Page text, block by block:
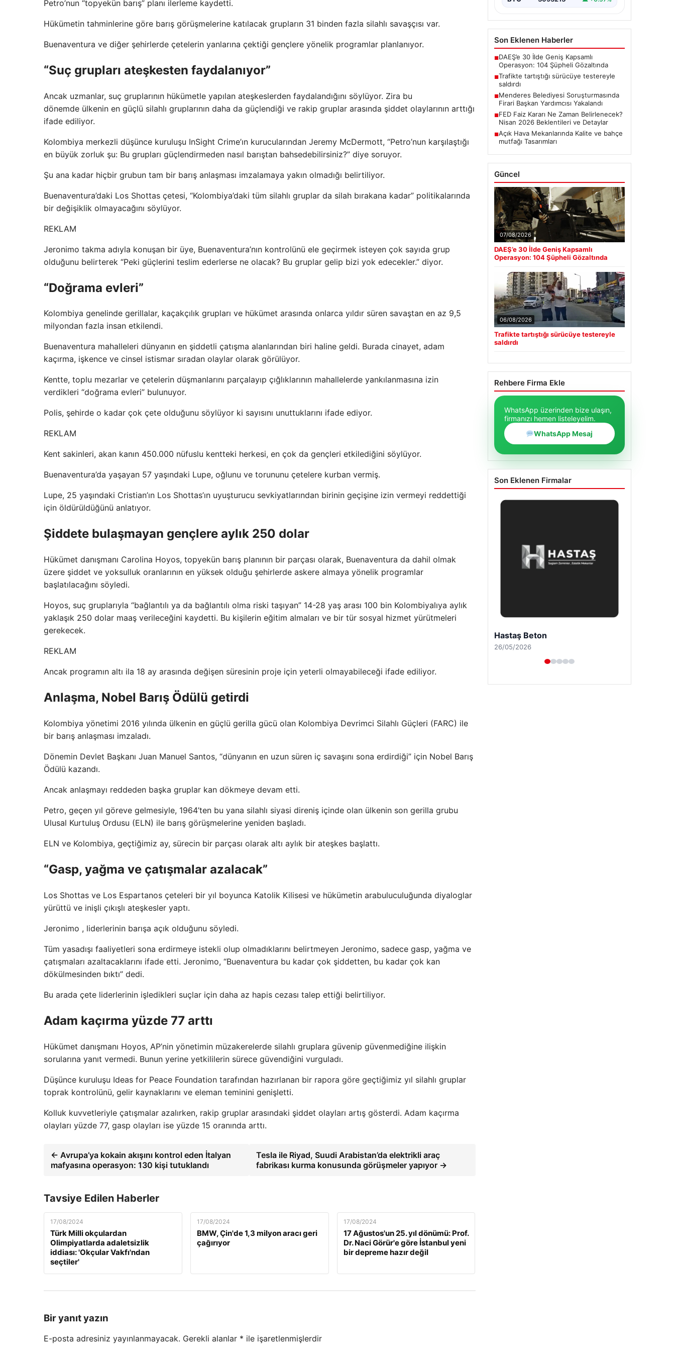
Petro’nun “topyekün barış” planı ilerleme kaydetti.
Hükümetin tahminlerine göre barış görüşmelerine katılacak grupların 31 binden fazla silahlı savaşçısı var.
Buenaventura ve diğer şehirlerde çetelerin yanlarına çektiği gençlere yönelik programlar planlanıyor.
“Suç grupları ateşkesten faydalanıyor”
Ancak uzmanlar, suç gruplarının hükümetle yapılan ateşkeslerden faydalandığını söylüyor. Zira bu
dönemde ülkenin en güçlü silahlı gruplarının daha da güçlendiği ve rakip gruplar arasında şiddet olaylarının arttığı
ifade ediliyor.
Kolombiya merkezli düşünce kuruluşu InSight Crime’ın kurucularından Jeremy McDermott, “Petro’nun karşılaştığı
en büyük zorluk şu: Bu grupları güçlendirmeden nasıl barıştan bahsedebilirsiniz?” diye soruyor.
Şu ana kadar hiçbir grubun tam bir barış anlaşması imzalamaya yakın olmadığı belirtiliyor.
Buenaventura’daki Los Shottas çetesi, “Kolombiya’daki tüm silahlı gruplar da silah bırakana kadar” politikalarında
bir değişiklik olmayacağını söylüyor.
REKLAM
Jeronimo takma adıyla konuşan bir üye, Buenaventura’nın kontrolünü ele geçirmek isteyen çok sayıda grup
olduğunu belirterek “Peki güçlerini teslim ederlerse ne olacak? Bu gruplar gelip bizi yok edecekler.” diyor.
“Doğrama evleri”
Kolombiya genelinde gerillalar, kaçakçılık grupları ve hükümet arasında onlarca yıldır süren savaştan en az 9,5
milyondan fazla insan etkilendi.
Buenaventura mahalleleri dünyanın en şiddetli çatışma alanlarından biri haline geldi. Burada cinayet, adam
kaçırma, işkence ve cinsel istismar sıradan olaylar olarak görülüyor.
Kentte, toplu mezarlar ve çetelerin düşmanlarını parçalayıp çığlıklarının mahallelerde yankılanmasına izin
verdikleri “doğrama evleri” bulunuyor.
Polis, şehirde o kadar çok çete olduğunu söylüyor ki sayısını unuttuklarını ifade ediyor.
REKLAM
Kent sakinleri, akan kanın 450.000 nüfuslu kentteki herkesi, en çok da gençleri etkilediğini söylüyor.
Buenaventura’da yaşayan 57 yaşındaki Lupe, oğlunu ve torununu çetelere kurban vermiş.
Lupe, 25 yaşındaki Cristian’ın Los Shottas’ın uyuşturucu sevkiyatlarından birinin geçişine izin vermeyi reddettiği
için öldürüldüğünü anlatıyor.
Şiddete bulaşmayan gençlere aylık 250 dolar
Hükümet danışmanı Carolina Hoyos, topyekün barış planının bir parçası olarak, Buenaventura da dahil olmak
üzere şiddet ve yoksulluk oranlarının en yüksek olduğu şehirlerde askere almaya yönelik programlar
başlatılacağını söyledi.
Hoyos, suç gruplarıyla “bağlantılı ya da bağlantılı olma riski taşıyan” 14-28 yaş arası 100 bin Kolombiyalıya aylık
yaklaşık 250 dolar maaş verileceğini kaydetti. Bu kişilerin eğitim almaları ve bir tür sosyal hizmet yürütmeleri
gerekecek.
REKLAM
Ancak programın altı ila 18 ay arasında değişen süresinin proje için yeterli olmayabileceği ifade ediliyor.
Anlaşma, Nobel Barış Ödülü getirdi
Kolombiya yönetimi 2016 yılında ülkenin en güçlü gerilla gücü olan Kolombiya Devrimci Silahlı Güçleri (FARC) ile
bir barış anlaşması imzaladı.
Dönemin Devlet Başkanı Juan Manuel Santos, “dünyanın en uzun süren iç savaşını sona erdirdiği” için Nobel Barış
Ödülü kazandı.
Ancak anlaşmayı reddeden başka gruplar kan dökmeye devam etti.
Petro, geçen yıl göreve gelmesiyle, 1964’ten bu yana silahlı siyasi direniş içinde olan ülkenin son gerilla grubu
Ulusal Kurtuluş Ordusu (ELN) ile barış görüşmelerine yeniden başladı.
ELN ve Kolombiya, geçtiğimiz ay, sürecin bir parçası olarak altı aylık bir ateşkes başlattı.
“Gasp, yağma ve çatışmalar azalacak”
Los Shottas ve Los Espartanos çeteleri bir yıl boyunca Katolik Kilisesi ve hükümetin arabuluculuğunda diyaloglar
yürüttü ve inişli çıkışlı ateşkesler yaptı.
Jeronimo , liderlerinin barışa açık olduğunu söyledi.
Tüm yasadışı faaliyetleri sona erdirmeye istekli olup olmadıklarını belirtmeyen Jeronimo, sadece gasp, yağma ve
çatışmaları azaltacaklarını ifade etti. Jeronimo, “Buenaventura bu kadar çok şiddetten, bu kadar çok kan
dökülmesinden bıktı” dedi.
Bu arada çete liderlerinin işledikleri suçlar için daha az hapis cezası talep ettiği belirtiliyor.
Adam kaçırma yüzde 77 arttı
Hükümet danışmanı Hoyos, AP’nin yönetimin müzakerelerde silahlı gruplara güvenip güvenmediğine ilişkin
sorularına yanıt vermedi. Bunun yerine yetkililerin sürece güvendiğini vurguladı.
Düşünce kuruluşu Ideas for Peace Foundation tarafından hazırlanan bir rapora göre geçtiğimiz yıl silahlı gruplar
toprak kontrolünü, gelir kaynaklarını ve eleman teminini genişletti.
Kolluk kuvvetleriyle çatışmalar azalırken, rakip gruplar arasındaki şiddet olayları artış gösterdi. Adam kaçırma
olayları yüzde 77, gasp olayları ise yüzde 15 oranında arttı.
← Avrupa’ya kokain akışını kontrol eden İtalyan
mafyasına operasyon: 130 kişi tutuklandı
Tesla ile Riyad, Suudi Arabistan’da elektrikli araç
fabrikası kurma konusunda görüşmeler yapıyor →
Tavsiye Edilen Haberler
17/08/2024
Türk Milli okçulardan
Olimpiyatlarda adaletsizlik
iddiası: 'Okçular Vakfı'ndan
seçtiler'
17/08/2024
BMW, Çin'de 1,3 milyon aracı geri
çağırıyor
17/08/2024
17 Ağustos'un 25. yıl dönümü: Prof.
Dr. Naci Görür'e göre İstanbul yeni
bir depreme hazır değil
Bir yanıt yazın
E-posta adresiniz yayınlanmayacak. Gerekli alanlar * ile işaretlenmişlerdir
Son Eklenen Haberler
■DAEŞ’e 30 İlde Geniş Kapsamlı
Operasyon: 104 Şüpheli Gözaltında
■Trafikte tartıştığı sürücüye testereyle
saldırdı
■Menderes Belediyesi Soruşturmasında
Firari Başkan Yardımcısı Yakalandı
■FED Faiz Kararı Ne Zaman Belirlenecek?
Nisan 2026 Beklentileri ve Detaylar
■Açık Hava Mekanlarında Kalite ve bahçe
mutfağı Tasarımları
Güncel
07/08/2026
DAEŞ’e 30 İlde Geniş Kapsamlı
Operasyon: 104 Şüpheli Gözaltında
06/08/2026
Trafikte tartıştığı sürücüye testereyle
saldırdı
Rehbere Firma Ekle
WhatsApp üzerinden bize ulaşın,
firmanızı hemen listeleyelim.
WhatsApp Mesaj
Son Eklenen Firmalar
Enes Kaplan Avukatlık Bürosu
28/04/2026